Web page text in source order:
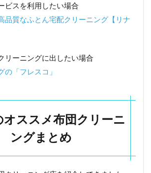
ビスを利用したい場合
品質なふとん宅配クリーニング【リナ
リーニングに出したい場合
の「フレスコ」
オススメ布団クリーニ
ングまとめ